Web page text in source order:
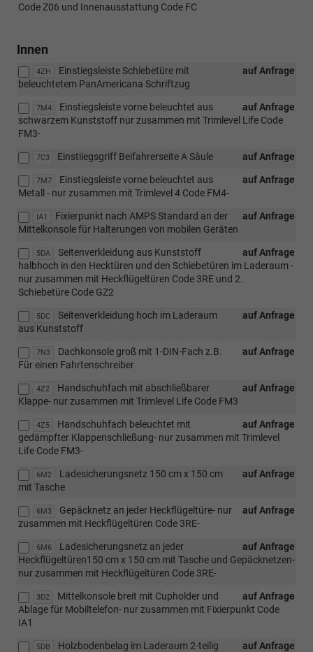
Code Z06 und Innenausstattung Code FC
Innen
4ZH auf Anfrage
Einstiegsleiste Schiebetüre mit
beleuchtetem PanAmericana Schriftzug
7M4 auf Anfrage
Einstiegsleiste vorne beleuchtet aus
schwarzem Kunststoff nur zusammen mit Trimlevel Life Code
FM3-
7C3 auf Anfrage
Einstiiegsgriff Beifahrerseite A Sàule
7M7 auf Anfrage
Einstiegsleiste vorne beleuchtet aus
Metall - nur zusammen mit Trimlevel 4 Code FM4-
IA1 auf Anfrage
Fixierpunkt nach AMPS Standard an der
Mittelkonsole für Halterungen von mobilen Geräten
5DA auf Anfrage
Seitenverkleidung aus Kunststoff
halbhoch in den Hecktüren und den Schiebetüren im Laderaum -
nur zusammen mit Heckflügeltüren Code 3RE und 2.
Schiebetüre Code GZ2
5DC auf Anfrage
Seitenverkleidung hoch im Laderaum
aus Kunststoff
7N3 auf Anfrage
Dachkonsole groß mit 1-DIN-Fach z.B.
Für einen Fahrtenschreiber
4Z2 auf Anfrage
Handschuhfach mit abschließbarer
Klappe- nur zusammen mit Trimlevel Life Code FM3
4Z5 auf Anfrage
Handschuhfach beleuchtet mit
gedämpfter Klappenschließung- nur zusammen mit Trimlevel
Life Code FM3-
6M2 auf Anfrage
Ladesicherungsnetz 150 cm x 150 cm
mit Tasche
6M3 auf Anfrage
Gepäcknetz an jeder Heckflügeltüre- nur
zusammen mit Heckflügeltüren Code 3RE-
6M6 auf Anfrage
Ladesicherungsnetz an jeder
Heckflügeltüren150 cm x 150 cm mit Tasche und Gepäcknetzen-
nur zusammen mit Heckflügeltüren Code 3RE-
3D2 auf Anfrage
Mittelkonsole breit mit Cupholder und
Ablage für Mobiltelefon- nur zusammen mit Fixierpunkt Code
IA1
5DB auf Anfrage
Holzbodenbelag im Laderaum 2-teilig